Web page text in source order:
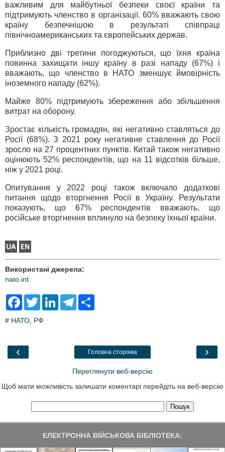
важливим для майбутньої безпеки своєї країни та
підтримують членство в організації. 60% вважають свою
країну безпечнішою в результаті співпраці
північноамериканських та європейських держав.
Приблизно дві третини погоджуються, що їхня країна
повинна захищати іншу країну в разі нападу (67%) і
вважають, що членство в НАТО зменшує ймовірність
іноземного нападу (62%).
Майже 80% підтримують збереження або збільшення
витрат на оборону.
Зростає кількість громадян, які негативно ставляться до
Росії (68%). З 2021 року негативне ставлення до Росії
зросло на 27 процентних пунктів. Китай також негативно
оцінюють 52% респондентів, що на 11 відсотків більше,
ніж у 2021 році.
Опитування у 2022 році також включало додаткові
питання щодо вторгнення Росії в Україну. Результати
показують, що 67% респондентів вважають, що
російське вторгнення вплинуло на безпеку їхньої країни.
Використані джерела:
nato.int
F
e
o
T
t
L
T
a
# НАТО, РФ
‹ ›
Головна сторінка
Переглянути веб-версію
Щоб мати можливість залишати коментарі перейдіть на веб-версію
ЕЛЕКТРОННА ВІЙСЬКОВА БІБЛІОТЕКА: